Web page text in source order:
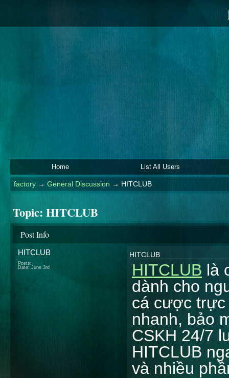
Home List All Users
factory→ General Discussion → HITCLUB
Topic: HITCLUB
Post Info
HITCLUB
Posts:
Date: June 3rd
HITCLUB
HITCLUB là
dành cho
cá cược trực
nhanh, bảo
CSKH 24/7
HITCLUB
và nhiều